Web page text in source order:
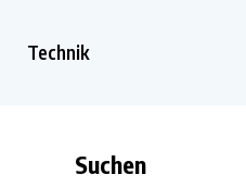
Technik
Suchen